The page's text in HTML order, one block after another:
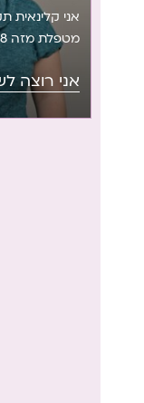
אני קלינאית
המראים
התקשורת,
ומרצה על
אני רוצה